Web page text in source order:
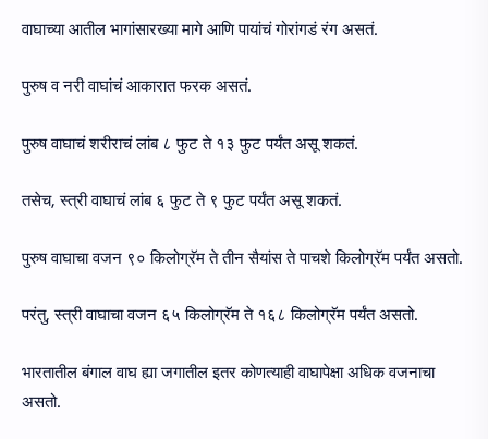
वाघाच्या आतील भागांसारख्या मागे आणि पायांचं गोरांगडं रंग असतं.
पुरुष व नरी वाघांचं आकारात फरक असतं.
पुरुष वाघाचं शरीराचं लांब ८ फुट ते १३ फुट पर्यंत असू शकतं.
तसेच, स्त्री वाघाचं लांब ६ फुट ते ९ फुट पर्यंत असू शकतं.
पुरुष वाघाचा वजन ९० किलोग्रॅम ते तीन सैयांस ते पाचशे किलोग्रॅम पर्यंत असतो.
परंतु, स्त्री वाघाचा वजन ६५ किलोग्रॅम ते १६८ किलोग्रॅम पर्यंत असतो.
भारतातील बंगाल वाघ ह्या जगातील इतर कोणत्याही वाघापेक्षा अधिक वजनाचा
असतो.